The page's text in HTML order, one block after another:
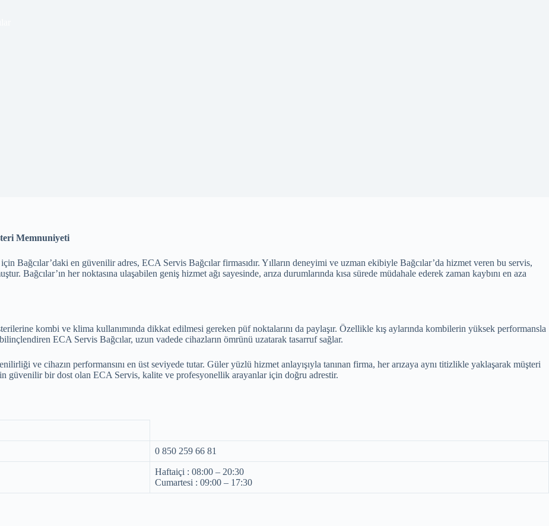
Memnuniyeti
için Bağcılar’daki en güvenilir adres, ECA Servis Bağcılar firmasıdır. Yılların deneyimi ve uzman ekibiyle Bağcılar’da hizmet veren bu servis,
Bağcılar’ın her noktasına ulaşabilen geniş hizmet ağı sayesinde, arıza durumlarında kısa sürede müdahale ederek zaman kaybını en aza
kombi ve klima kullanımında dikkat edilmesi gereken püf noktalarını da paylaşır. Özellikle kış aylarında kombilerin yüksek performansla
ECA Servis Bağcılar, uzun vadede cihazların ömrünü uzatarak tasarruf sağlar.
ve cihazın performansını en üst seviyede tutar. Güler yüzlü hizmet anlayışıyla tanınan firma, her arızaya aynı titizlikle yaklaşarak müşteri
güvenilir bir dost olan ECA Servis, kalite ve profesyonellik arayanlar için doğru adrestir.
0 850 259 66 81
Haftaiçi : 08:00 – 20:30
Cumartesi : 09:00 – 17:30